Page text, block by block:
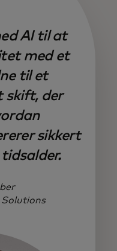
AI til at
med et
til et
der
sikkert